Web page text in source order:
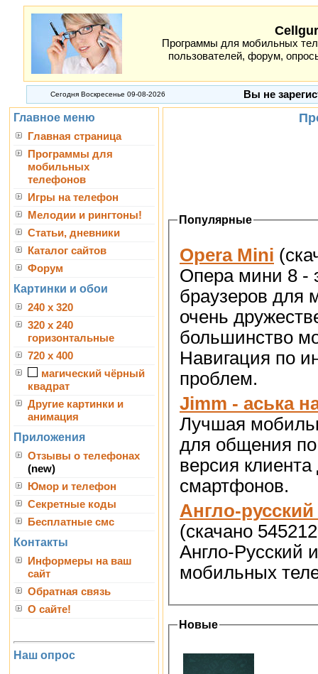
Программы для мобильных
пользователей, форум,
Сегодня Воскресенье 09-08-2026 Вы не
Главное меню
Главная страница
Программы для
мобильных
телефонов
Игры на телефон
Мелодии и рингтоны!
Статьи, дневники
Каталог сайтов
Форум
Картинки и обои
240 x 320
320 x 240
горизонтальные
720 x 400
магический чёрный
квадрат
Другие картинки и
анимация
Приложения
Отзывы о телефонах
(new)
Юмор и телефон
Секретные коды
Бесплатные смс
Контакты
Информеры на ваш
сайт
Обратная связь
О сайте!
Наш опрос
Популярные
Opera Mini
Опера мини 8 -
браузеров для
очень
большинство
Навигация по
проблем.
Jimm - аська
Лучшая
для общения
версия
смартфонов.
Англо-
(скачано
Англо-Русский
мобильных
Новые